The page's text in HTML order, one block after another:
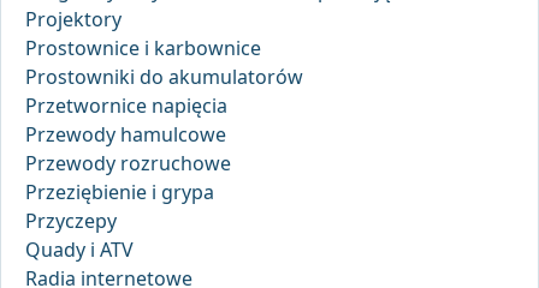
Projektory
Prostownice i karbownice
Prostowniki do akumulatorów
Przetwornice napięcia
Przewody hamulcowe
Przewody rozruchowe
Przeziębienie i grypa
Przyczepy
Quady i ATV
Radia internetowe